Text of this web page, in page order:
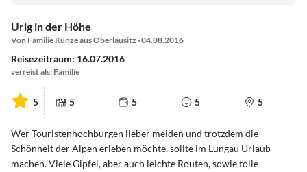
Urig in der Höhe
Von Familie Kunze aus Oberlausitz · 04.08.2016
Reisezeitraum: 16.07.2016
verreist als: Familie
5 5 5 5 5
Wer Touristenhochburgen lieber meiden und trotzdem die
Schönheit der Alpen erleben möchte, sollte im Lungau Urlaub
machen. Viele Gipfel, aber auch leichte Routen, sowie tolle